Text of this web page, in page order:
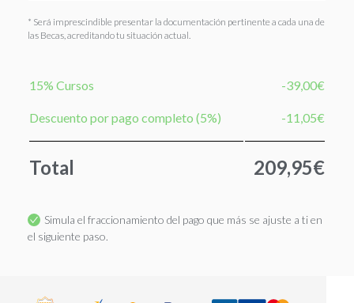
* Será imprescindible presentar la documentación pertinente a cada una de
las Becas, acreditando tu situación actual.
15% Cursos -39,00€
Descuento por pago completo (5%) -11,05€
Total 209,95€
Simula el fraccionamiento del pago que más se ajuste a ti en
el siguiente paso.